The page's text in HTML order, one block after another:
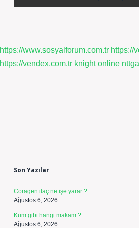
https://www.sosyalforum.com.tr https://
https://vendex.com.tr knight online
Son Yazılar
Coragen ilaç ne işe yarar ?
Ağustos 6, 2026
Kum gibi hangi makam ?
Ağustos 6, 2026